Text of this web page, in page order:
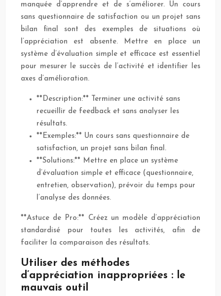
manquée d’apprendre et de s’améliorer. Un cours
sans questionnaire de satisfaction ou un projet sans
bilan final sont des exemples de situations où
l’appréciation est absente. Mettre en place un
système d’évaluation simple et efficace est essentiel
pour mesurer le succès de l’activité et identifier les
axes d’amélioration.
**Description:** Terminer une activité sans
recueillir de feedback et sans analyser les
résultats.
**Exemples:** Un cours sans questionnaire de
satisfaction, un projet sans bilan final.
**Solutions:** Mettre en place un système
d’évaluation simple et efficace (questionnaire,
entretien, observation), prévoir du temps pour
l’analyse des données.
**Astuce de Pro:** Créez un modèle d’appréciation
standardisé pour toutes les activités, afin de
faciliter la comparaison des résultats.
Utiliser des méthodes
d’appréciation inappropriées : le
mauvais outil